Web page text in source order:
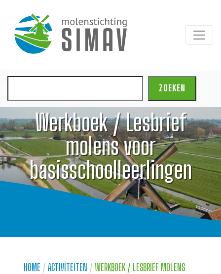
ZOEKEN
Werkboek / Lesbrief
molens voor
basisschoolleerlingen
HOME / ACTIVITEITEN / WERKBOEK / LESBRIEF MOLENS